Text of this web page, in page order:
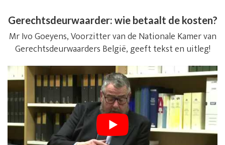
Gerechtsdeurwaarder: wie betaalt de kosten?
Mr Ivo Goeyens, Voorzitter van de Nationale Kamer van
Gerechtsdeurwaarders België, geeft tekst en uitleg!